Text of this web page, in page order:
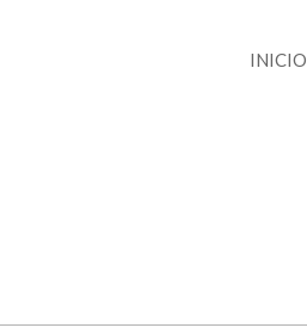
INICIO